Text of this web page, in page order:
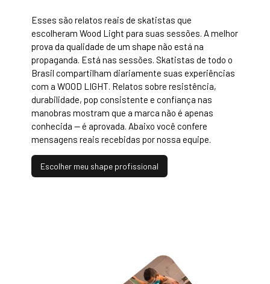
Esses são relatos reais de skatistas que
escolheram Wood Light para suas sessões. A melhor
prova da qualidade de um shape não está na
propaganda. Está nas sessões. Skatistas de todo o
Brasil compartilham diariamente suas experiências
com a WOOD LIGHT. Relatos sobre resistência,
durabilidade, pop consistente e confiança nas
manobras mostram que a marca não é apenas
conhecida — é aprovada. Abaixo você confere
mensagens reais recebidas por nossa equipe.
Escolher meu shape profissional